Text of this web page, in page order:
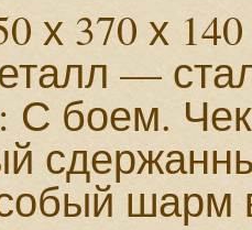
х 370 х
—
С боем.
шарм